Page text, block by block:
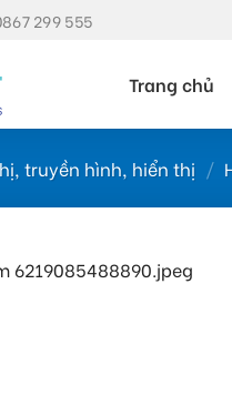
299 555
Trang chủ
truyền hình, hiển thị /